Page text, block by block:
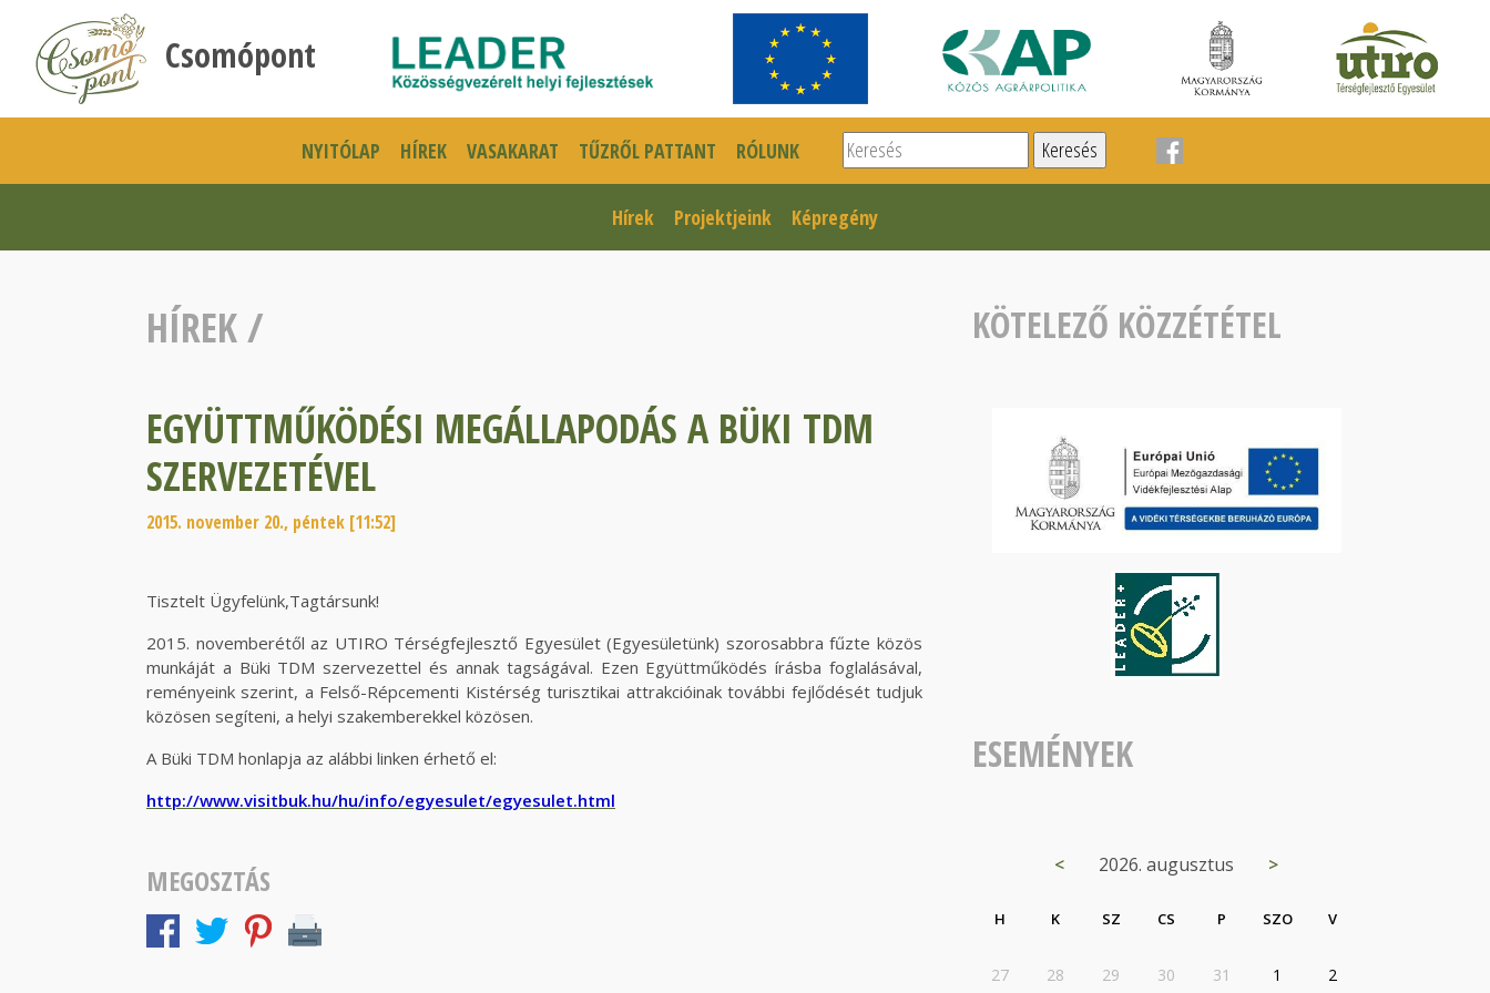
Csomópont
NYITÓLAP HÍREK VASAKARAT TŰZRŐL PATTANT RÓLUNK Keresés
Hírek Projektjeink Képregény
HÍREK/
EGYÜTTMŰKÖDÉSI MEGÁLLAPODÁS A BÜKI TDM
SZERVEZETÉVEL
2015. november 20., péntek [11:52]
Tisztelt Ügyfelünk,Tagtársunk!
2015. novemberétől az UTIRO Térségfejlesztő Egyesület (Egyesületünk) szorosabbra fűzte közös
munkáját a Büki TDM szervezettel és annak tagságával. Ezen Együttműködés írásba foglalásával,
reményeink szerint, a Felső-Répcementi Kistérség turisztikai attrakcióinak további fejlődését tudjuk
közösen segíteni, a helyi szakemberekkel közösen.
A Büki TDM honlapja az alábbi linken érhető el:
http://www.visitbuk.hu/hu/info/egyesulet/egyesulet.html
MEGOSZTÁS
KÖTELEZŐ KÖZZÉTÉTEL
ESEMÉNYEK
< 2026. augusztus >
H K SZ CS P SZO V
27 28 29 30 31 1 2